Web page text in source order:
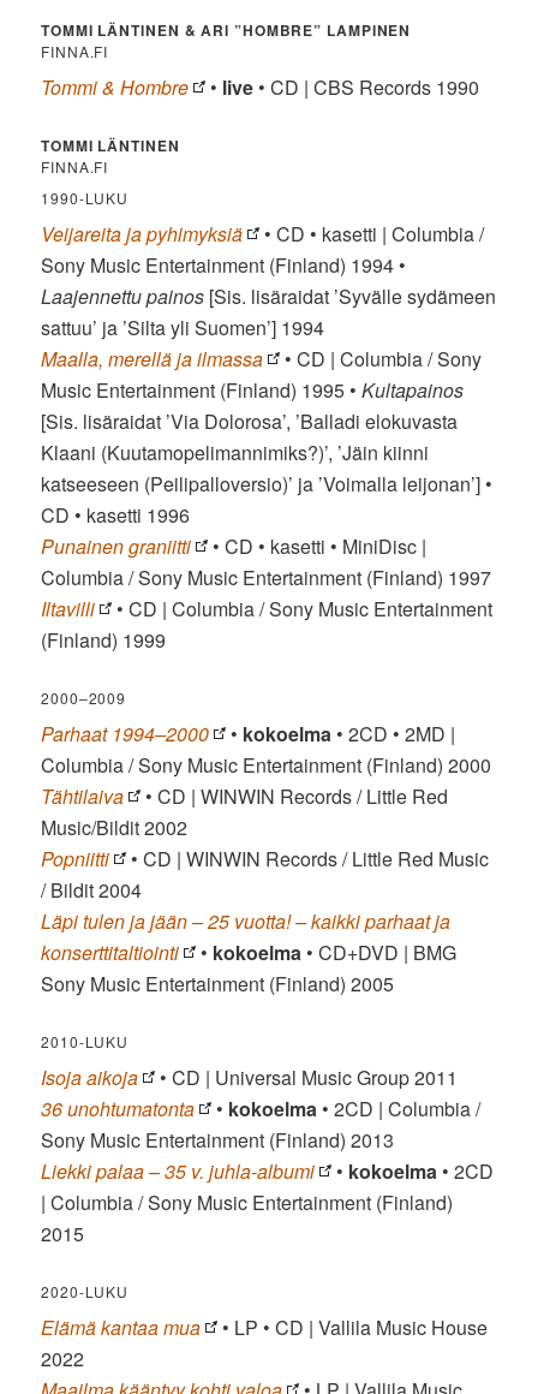
TOMMI LÄNTINEN & ARI ”HOMBRE” LAMPINEN
FINNA.FI
Tommi & Hombre • live • CD | CBS Records 1990
TOMMI LÄNTINEN
FINNA.FI
1990-LUKU
Veijareita ja pyhimyksiä
• CD • kasetti | Columbia /
Sony Music Entertainment (Finland) 1994 •
Laajennettu painos [Sis. lisäraidat ’Syvälle sydämeen
sattuu’ ja ’Silta yli Suomen’] 1994
Maalla, merellä ja ilmassa
• CD | Columbia / Sony
Music Entertainment (Finland) 1995 •Kultapainos
[Sis. lisäraidat ’Via Dolorosa’, ’Balladi elokuvasta
Klaani (Kuutamopelimannimiks?)’, ’Jäin kiinni
katseeseen (Peilipalloversio)’ ja ’Voimalla leijonan’] •
CD • kasetti 1996
Punainen graniitti
• CD • kasetti • MiniDisc |
Columbia / Sony Music Entertainment (Finland) 1997
Iltavilli
• CD | Columbia / Sony Music Entertainment
(Finland) 1999
2000–2009
Parhaat 1994–2000 • kokoelma • 2CD • 2MD |
Columbia / Sony Music Entertainment (Finland) 2000
Tähtilaiva
• CD | WINWIN Records / Little Red
Music/Bildit 2002
Popniitti
• CD | WINWIN Records / Little Red Music
/ Bildit 2004
Läpi tulen ja jään – 25 vuotta! – kaikki parhaat ja
konserttitaltiointi
• kokoelma • CD+DVD | BMG
Sony Music Entertainment (Finland) 2005
2010-LUKU
Isoja aikoja
• CD | Universal Music Group 2011
36 unohtumatonta
• kokoelma • 2CD | Columbia /
Sony Music Entertainment (Finland) 2013
Liekki palaa – 35 v. juhla-albumi
• kokoelma • 2CD
| Columbia / Sony Music Entertainment (Finland)
2015
2020-LUKU
Elämä kantaa mua
• LP • CD | Vallila Music House
2022